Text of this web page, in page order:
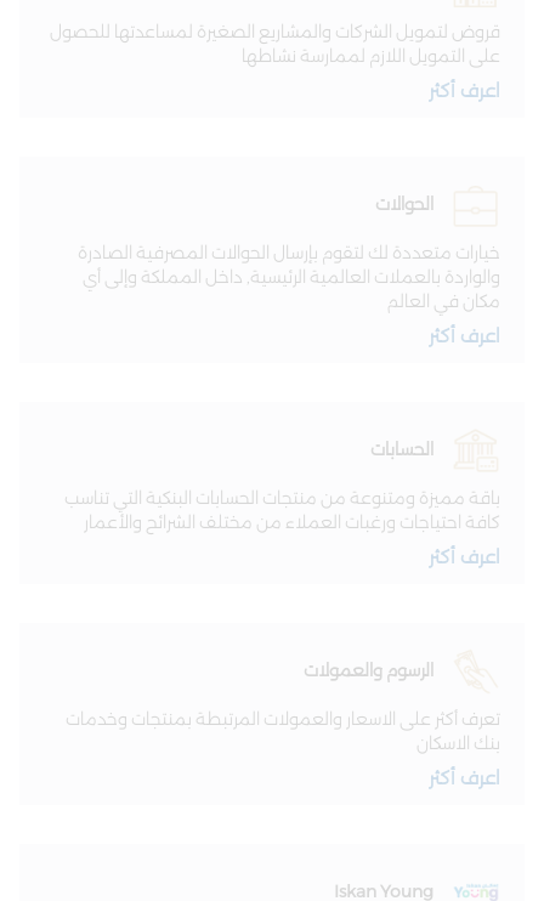
قروض لتمويل الشركات والمشاريع الصغيرة لمساعدتها للحصول
على التمويل اللازم لممارسة نشاطها
اعرف أكثر
الحوالات
خيارات متعددة لك لتقوم بإرسال الحوالات المصرفية الصادرة
والواردة بالعملات العالمية الرئيسية, داخل المملكة وإلى أي
مكان في العالم
اعرف أكثر
الحسابات
باقة مميزة ومتنوعة من منتجات الحسابات البنكية التي تناسب
كافة احتياجات ورغبات العملاء من مختلف الشرائح والأعمار
اعرف أكثر
الرسوم والعمولات
تعرف أكثر على الاسعار والعمولات المرتبطة بمنتجات وخدمات
بنك الاسكان
اعرف أكثر
Iskan Young